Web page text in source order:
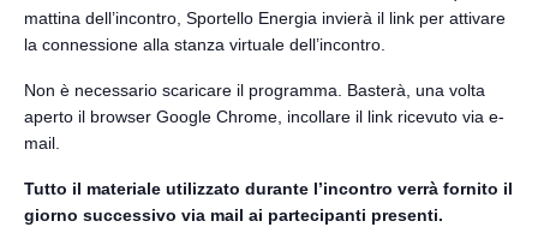
mattina dell’incontro, Sportello Energia invierà il link per attivare
la connessione alla stanza virtuale dell’incontro.
Non è necessario scaricare il programma. Basterà, una volta
aperto il browser Google Chrome, incollare il link ricevuto via e-
mail.
Tutto il materiale utilizzato durante l’incontro verrà fornito il
giorno successivo via mail ai partecipanti presenti.